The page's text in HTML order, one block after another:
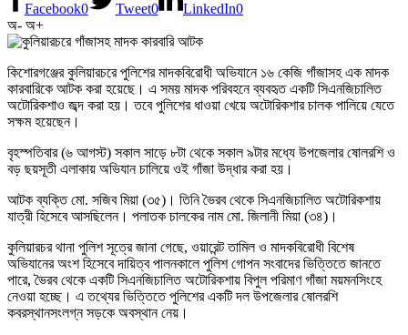
Facebook0 Tweet0 LinkedIn0
অ- অ+
কিশোরগঞ্জের কুলিয়ারচরে পুলিশের মাদকবিরোধী অভিযানে ১৬ কেজি গাঁজাসহ এক মাদক
কারবারিকে আটক করা হয়েছে। এ সময় মাদক পরিবহনে ব্যবহৃত একটি সিএনজিচালিত
অটোরিকশাও জব্দ করা হয়। তবে পুলিশের ধাওয়া খেয়ে অটোরিকশার চালক পালিয়ে যেতে
সক্ষম হয়েছেন।
বৃহস্পতিবার (৬ আগস্ট) সকাল সাড়ে ৮টা থেকে সকাল ৯টার মধ্যে উপজেলার ষোলরশি ও
বড় ছয়সূতী এলাকায় অভিযান চালিয়ে ওই গাঁজা উদ্ধার করা হয়।
আটক ব্যক্তি মো. সজিব মিয়া (৩৫)। তিনি ভৈরব থেকে সিএনজিচালিত অটোরিকশায়
যাত্রী হিসেবে আসছিলেন। পলাতক চালকের নাম মো. জিলানী মিয়া (৩৪)।
কুলিয়ারচর থানা পুলিশ সূত্রে জানা গেছে, ওয়ারেন্ট তামিল ও মাদকবিরোধী বিশেষ
অভিযানের অংশ হিসেবে দায়িত্ব পালনকালে পুলিশ গোপন সংবাদের ভিত্তিতে জানতে
পারে, ভৈরব থেকে একটি সিএনজিচালিত অটোরিকশায় বিপুল পরিমাণ গাঁজা ময়মনসিংহে
নেওয়া হচ্ছে। এ তথ্যের ভিত্তিতে পুলিশের একটি দল উপজেলার ষোলরশি
কবরস্থানসংলগ্ন সড়কে অবস্থান নেয়।